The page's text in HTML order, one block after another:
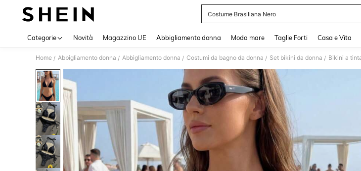
Costume Brasiliana Nero
Categorie Novità Magazzino UE Abbigliamento donna Moda mare Taglie Forti Casa e Vita
Home / Abbigliamento donna / Abbigliamento donna / Costumi da bagno da donna / Set bikini da donna /